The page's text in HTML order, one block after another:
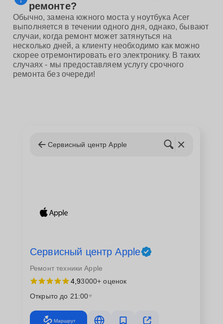
ремонте?
Обычно, замена южного моста у ноутбука Acer
выполняется в течении одного дня, однако, бывают
случаи, когда ремонт может затянуться на
несколько дней, а клиенту необходимо как можно
скорее отремонтировать его электронику. В таких
случаях - мы предоставляем услугу срочного
ремонта без очереди!
Сервисный центр Apple
Сервисный центр Apple
Ремонт техники Apple
4,93000+ оценок
Открыто до 21:00
Маршрут